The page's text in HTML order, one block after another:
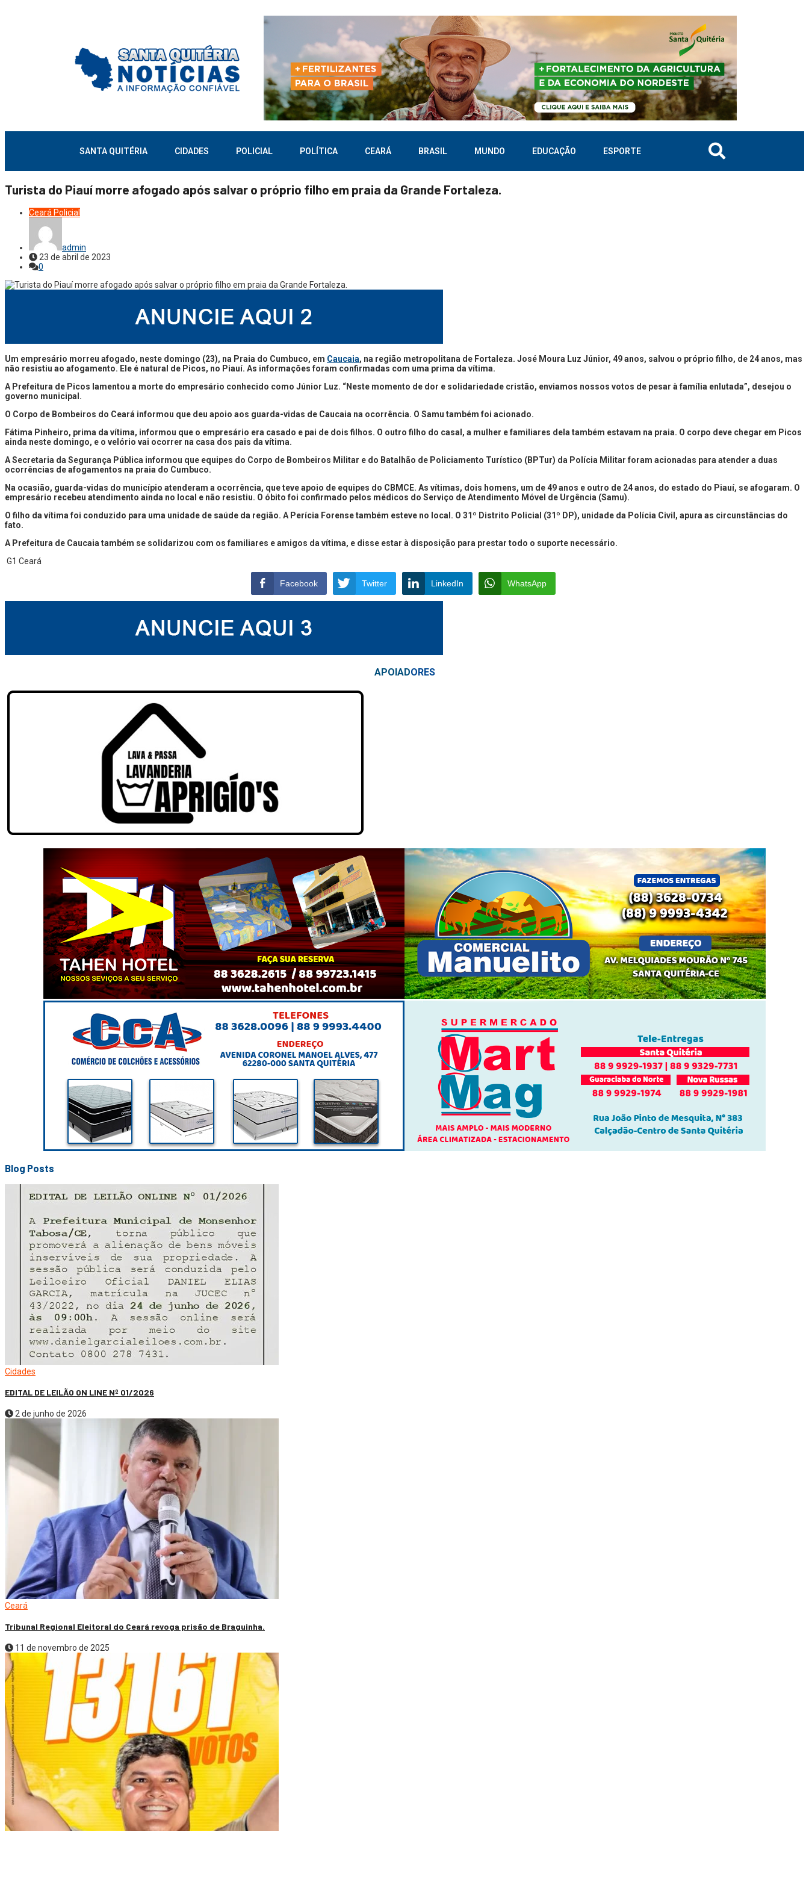
SANTA QUITÉRIA CIDADES POLICIAL POLÍTICA CEARÁ BRASIL MUNDO EDUCAÇÃO ESPORTE
Turista do Piauí morre afogado após salvar o próprio filho em praia da Grande Fortaleza.
Ceará Policial
admin
23 de abril de 2023
0
Um empresário morreu afogado, neste domingo (23), na Praia do Cumbuco, em Caucaia, na região metropolitana de Fortaleza. José Moura Luz Júnior, 49 anos, salvou o próprio filho, de 24 anos, mas
não resistiu ao afogamento. Ele é natural de Picos, no Piauí. As informações foram confirmadas com uma prima da vítima.
A Prefeitura de Picos lamentou a morte do empresário conhecido como Júnior Luz. “Neste momento de dor e solidariedade cristão, enviamos nossos votos de pesar à família enlutada”, desejou o
governo municipal.
O Corpo de Bombeiros do Ceará informou que deu apoio aos guarda-vidas de Caucaia na ocorrência. O Samu também foi acionado.
Fátima Pinheiro, prima da vítima, informou que o empresário era casado e pai de dois filhos. O outro filho do casal, a mulher e familiares dela também estavam na praia. O corpo deve chegar em Picos
ainda neste domingo, e o velório vai ocorrer na casa dos pais da vítima.
A Secretaria da Segurança Pública informou que equipes do Corpo de Bombeiros Militar e do Batalhão de Policiamento Turístico (BPTur) da Polícia Militar foram acionadas para atender a duas
ocorrências de afogamentos na praia do Cumbuco.
Na ocasião, guarda-vidas do município atenderam a ocorrência, que teve apoio de equipes do CBMCE. As vítimas, dois homens, um de 49 anos e outro de 24 anos, do estado do Piauí, se afogaram. O
empresário recebeu atendimento ainda no local e não resistiu. O óbito foi confirmado pelos médicos do Serviço de Atendimento Móvel de Urgência (Samu).
O filho da vítima foi conduzido para uma unidade de saúde da região. A Perícia Forense também esteve no local. O 31º Distrito Policial (31º DP), unidade da Polícia Civil, apura as circunstâncias do
fato.
A Prefeitura de Caucaia também se solidarizou com os familiares e amigos da vítima, e disse estar à disposição para prestar todo o suporte necessário.
G1 Ceará
Facebook Twitter LinkedIn WhatsApp
APOIADORES
Blog Posts
Cidades
EDITAL DE LEILÃO ON LINE Nº 01/2026
2 de junho de 2026
Ceará
Tribunal Regional Eleitoral do Ceará revoga prisão de Braguinha.
11 de novembro de 2025